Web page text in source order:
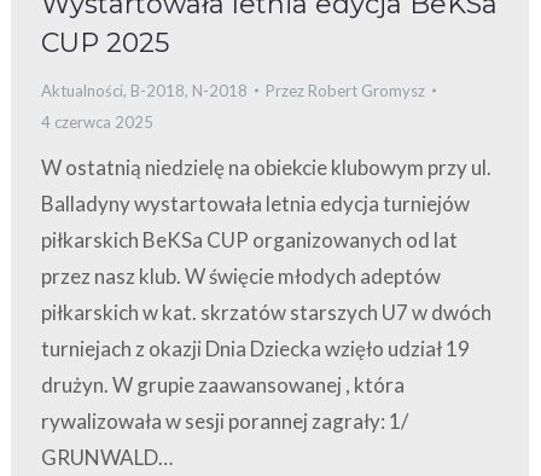
CUP 2025
Aktualności, B-2018, N-2018 Przez Robert Gromysz
4 czerwca 2025
W ostatnią niedzielę na obiekcie klubowym przy ul.
Balladyny wystartowała letnia edycja turniejów
piłkarskich BeKSa CUP organizowanych od lat
przez nasz klub. W święcie młodych adeptów
piłkarskich w kat. skrzatów starszych U7 w dwóch
turniejach z okazji Dnia Dziecka wzięło udział 19
drużyn. W grupie zaawansowanej , która
rywalizowała w sesji porannej zagrały: 1/
GRUNWALD…